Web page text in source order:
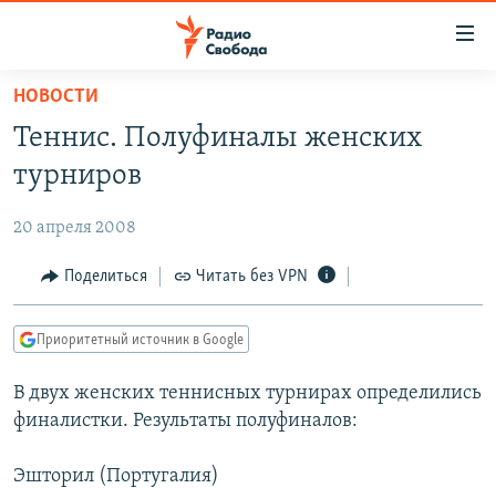
упрощенного
доступа
основному
Вернутся
главной
навигации
Вернутся
АВТОРСКИЕ ПРОЕКТЫ
ЦИТАТЫ СВОБОДЫ
МНЕНИЯ
IDEL.РЕАЛИИ
КАВКАЗ.РЕАЛИИ
СЕВЕР.РЕАЛИИ
СИБИРЬ.РЕАЛИИ
НОВОСТИ
Теннис. Полуфиналы женских
турниров
20 апреля 2008
Поделиться Читать без VPN
Приоритетный источник в Google
В двух женских теннисных турнирах определились
финалистки. Результаты полуфиналов:
Эшторил (Португалия)